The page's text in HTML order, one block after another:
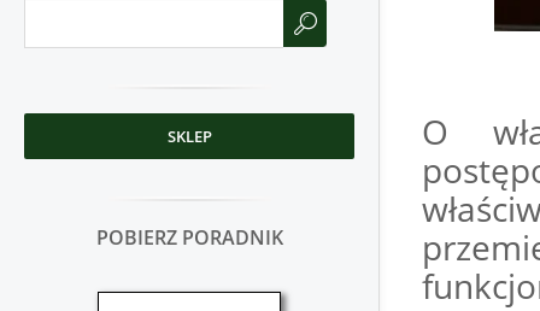
O
SKLEP
POBIERZ PORADNIK